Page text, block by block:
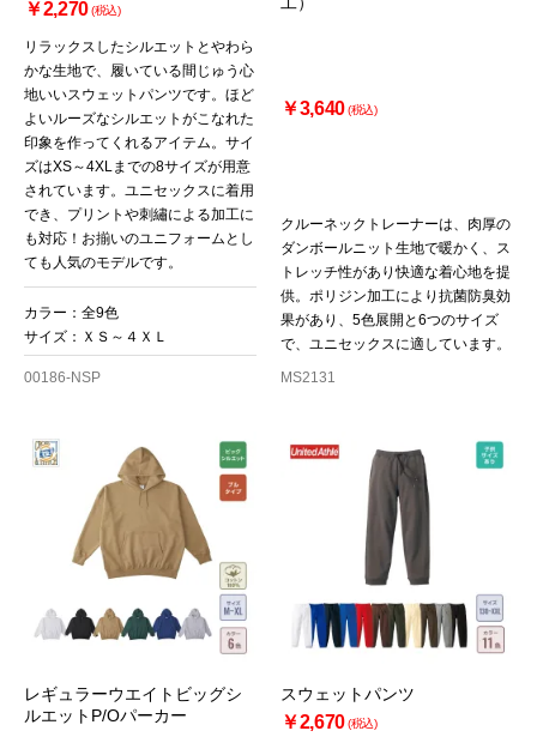
￥2,270(税込)
リラックスしたシルエットとやわら
かな生地で、履いている間じゅう心
地いいスウェットパンツです。ほど
よいルーズなシルエットがこなれた
印象を作ってくれるアイテム。サイ
ズはXS～4XLまでの8サイズが用意
されています。ユニセックスに着用
でき、プリントや刺繡による加工に
も対応！お揃いのユニフォームとし
ても人気のモデルです。
カラー：全9色
サイズ：ＸＳ～４ＸＬ
00186-NSP
￥3,640(税込)
クルーネックトレーナーは、肉厚の
ダンボールニット生地で暖かく、ス
トレッチ性があり快適な着心地を提
供。ポリジン加工により抗菌防臭効
果があり、5色展開と6つのサイズ
で、ユニセックスに適しています。
MS2131
レギュラーウエイトビッグシ
ルエットP/Oパーカー
スウェットパンツ
￥2,670(税込)